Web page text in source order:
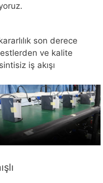
son derece
ve kalite
iş akışı